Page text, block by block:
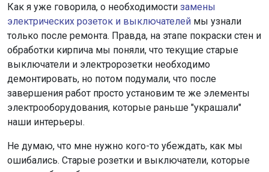
Как я уже говорила, о необходимости замены
электрических розеток и выключателей мы узнали
только после ремонта. Правда, на этапе покраски стен и
обработки кирпича мы поняли, что текущие старые
выключатели и электророзетки необходимо
демонтировать, но потом подумали, что после
завершения работ просто установим те же элементы
электрооборудования, которые раньше "украшали"
наши интерьеры.
Не думаю, что мне нужно кого-то убеждать, как мы
ошибались. Старые розетки и выключатели, которые